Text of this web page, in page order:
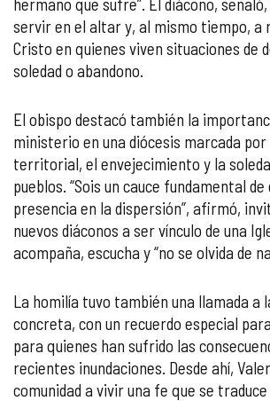
servir en el altar y, al mismo tiempo, a
Cristo en quienes viven situaciones de
soledad o abandono.
El obispo destacó también la
ministerio en una diócesis marcada
territorial, el envejecimiento y la
pueblos. “Sois un cauce fundamental
presencia en la dispersión”, afirmó,
nuevos diáconos a ser vínculo de una
acompaña, escucha y “no se olvida de
La homilía tuvo también una llamada a
concreta, con un recuerdo especial
para quienes han sufrido las
recientes inundaciones. Desde ahí,
comunidad a vivir una fe que se traduce